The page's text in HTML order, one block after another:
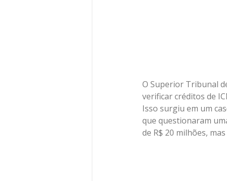
O Superior Tribunal
verificar créditos de
Isso surgiu em um
que questionaram
de R$ 20 milhões,